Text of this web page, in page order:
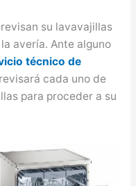
su lavavajillas
avería. Ante alguno
técnico de
revisará cada uno de
para proceder a su